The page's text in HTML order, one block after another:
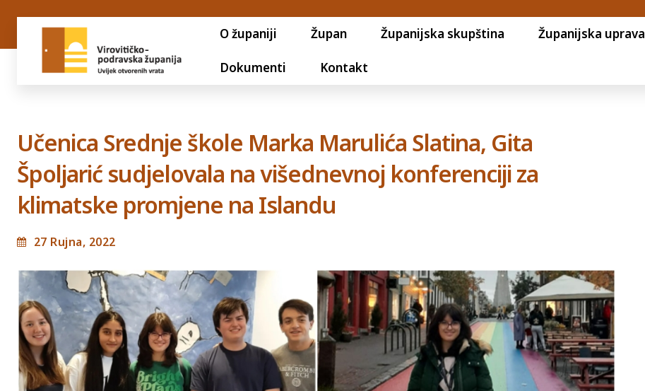
O županiji Župan Županijska skupština Županijska uprava
Dokumenti Kontakt
Učenica Srednje škole Marka Marulića Slatina, Gita
Špoljarić sudjelovala na višednevnoj konferenciji za
klimatske promjene na Islandu
27 Rujna, 2022